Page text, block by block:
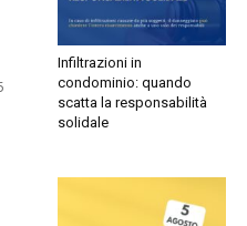
Infiltrazioni in
condominio: quando
scatta la responsabilità
solidale